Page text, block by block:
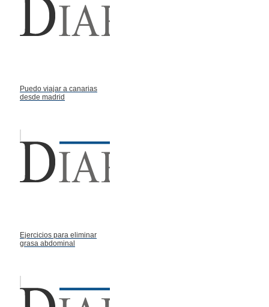
Puedo viajar a canarias
desde madrid
Ejercicios para eliminar
grasa abdominal